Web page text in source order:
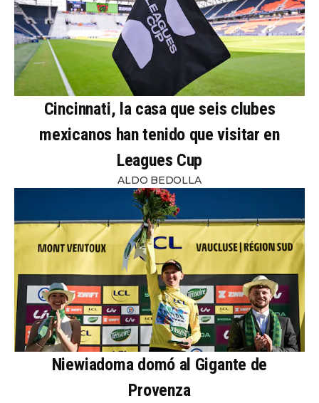
Cincinnati, la casa que seis clubes
mexicanos han tenido que visitar en
Leagues Cup
ALDO BEDOLLA
Niewiadoma domó al Gigante de
Provenza